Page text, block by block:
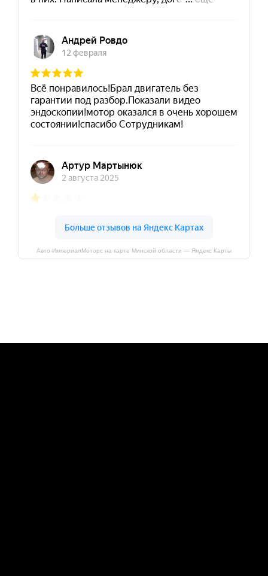
Авто-ИмпериалМоторс на карте Минской области — Яндекс Карты